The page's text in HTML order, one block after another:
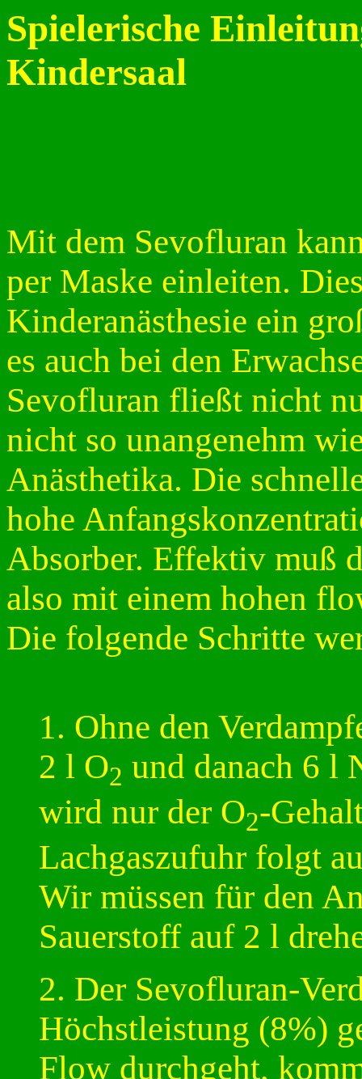
Spielerische
Kindersaal
Mit dem Sevofluran
per Maske einleiten.
Kinderanästhesie ein
es auch bei den
Sevofluran fließt nicht
nicht so unangenehm
Anästhetika. Die
hohe
Absorber. Effektiv muß
also mit einem hohen
Die folgende Schritte
1. Ohne den
2 l O2 und danach 6 l
wird nur der O2-
Lachgaszufuhr folgt
Wir müssen für den
Sauerstoff auf 2 l
2. Der Sevofluran-
Höchstleistung (8%)
Flow durchgeht,